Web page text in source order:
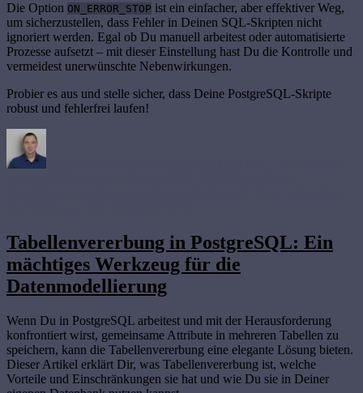
Die Option ON_ERROR_STOP ist ein einfacher, aber effektiver Weg,
um sicherzustellen, dass Fehler in Deinen SQL-Skripten nicht
ignoriert werden. Egal ob Du manuell arbeitest oder automatisierte
Prozesse aufsetzt – mit dieser Einstellung hast Du die Kontrolle und
vermeidest unerwünschte Nebenwirkungen.
Probier es aus und stelle sicher, dass Deine PostgreSQL-Skripte
robust und fehlerfrei laufen!
Tabellenvererbung in PostgreSQL: Ein
mächtiges Werkzeug für die
Datenmodellierung
Wenn Du in PostgreSQL arbeitest und mit der Herausforderung
konfrontiert wirst, gemeinsame Attribute in mehreren Tabellen zu
speichern, kann die Tabellenvererbung eine elegante Lösung bieten.
Dieser Artikel erklärt Dir, was Tabellenvererbung ist, welche
Vorteile und Einschränkungen sie hat und wie Du sie in Deiner